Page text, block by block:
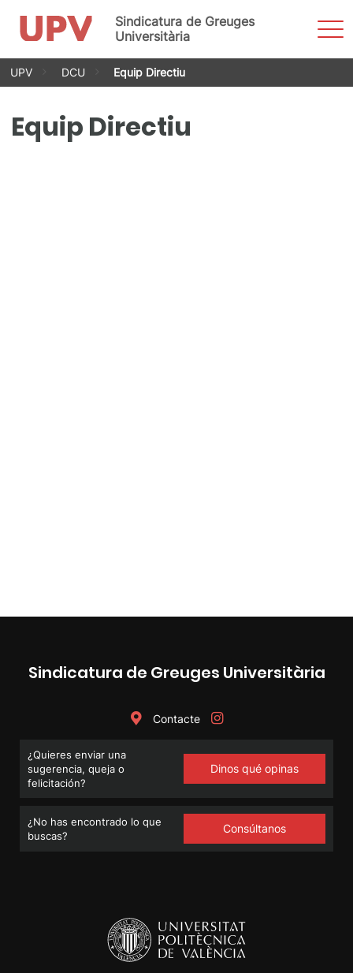
Vés
Sindicatura de Greuges
Universitària
UPV DCU Equip Directiu
Equip Directiu
Sindicatura de Greuges Universitària
Contacte
¿Quieres enviar una
sugerencia, queja o
felicitación?
Dinos qué opinas
¿No has encontrado lo que
buscas?
Consúltanos